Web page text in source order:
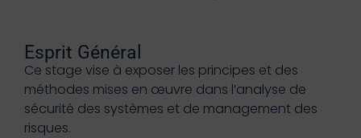
Esprit Général
Ce stage vise à exposer les principes et des
méthodes mises en œuvre dans l’analyse de
sécurité des systèmes et de management des
risques.